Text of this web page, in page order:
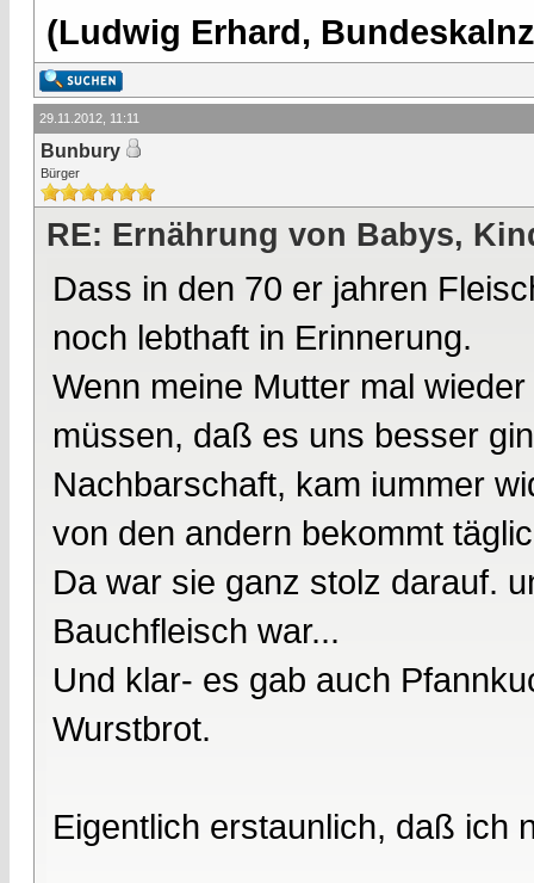
(Ludwig Erhard,
29.11.2012, 11:11
Bunbury
Bürger
RE: Ernährung von Babys,
Dass in den 70 er jahren
noch lebthaft in Erinnerung.
Wenn meine Mutter mal
müssen, daß es uns besser
Nachbarschaft, kam iummer
von den andern bekommt
Da war sie ganz stolz darauf.
Bauchfleisch war...
Und klar- es gab auch
Wurstbrot.
Eigentlich erstaunlich, daß ich